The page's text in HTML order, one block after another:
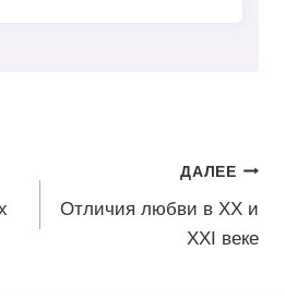
ДАЛЕЕ
Отличия любви в XX и
XXI веке